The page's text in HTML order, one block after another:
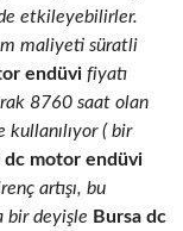
etkileyebilirler.
maliyeti süratli
endüvi fiyatı
8760 saat olan
kullanılıyor ( bir
dc motor endüvi
artışı, bu
bir deyişle Bursa dc